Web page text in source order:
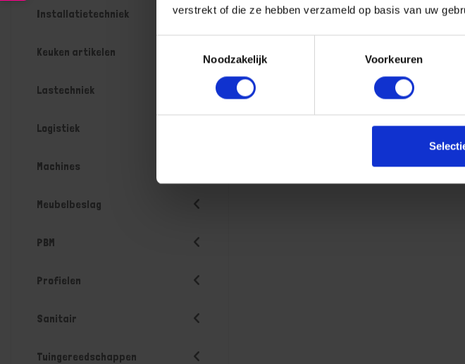
verstrekt of die ze hebben verzameld op basis van uw
Noodzakelijk
Voorkeuren
Installatietechniek
Keuken artikelen
Lastechniek
Logistiek
Machines
Meubelbeslag
PBM
Profielen
Sanitair
Tuingereedschappen